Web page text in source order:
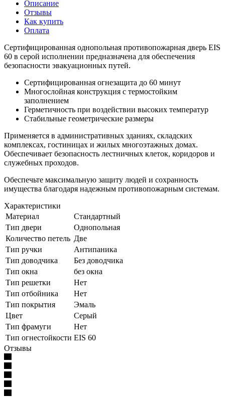
Описание
Отзывы
Как купить
Оплата
Сертифицированная однопольная противопожарная дверь EIS
60 в серой исполнении предназначена для обеспечения
безопасности эвакуационных путей.
Сертифицированная огнезащита до 60 минут
Многослойная конструкция с термостойким
заполнением
Герметичность при воздействии высоких температур
Стабильные геометрические размеры
Применяется в административных зданиях, складских
комплексах, гостиницах и жилых многоэтажных домах.
Обеспечивает безопасность лестничных клеток, коридоров и
служебных проходов.
Обеспечьте максимальную защиту людей и сохранность
имущества благодаря надежным противопожарным системам.
Характеристики
Материал
Стандартный
Тип двери
Однопольная
Количество петель Две
Тип ручки
Антипаника
Тип доводчика
Без доводчика
Тип окна
без окна
Тип решетки
Нет
Тип отбойника
Нет
Тип покрытия
Эмаль
Цвет
Серый
Тип фрамуги
Нет
Тип огнестойкости EIS 60
Отзывы